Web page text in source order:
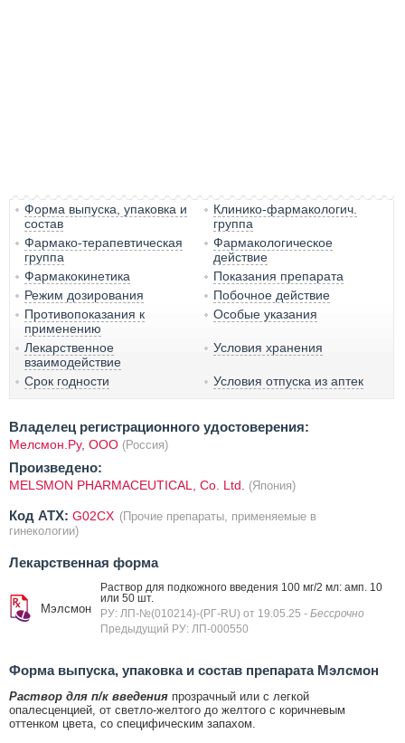
Форма выпуска, упаковка и
состав
Клинико-фармакологич.
группа
Фармако-терапевтическая
группа
Фармакологическое
действие
Фармакокинетика
Показания препарата
Режим дозирования
Побочное действие
Противопоказания к
применению
Особые указания
Лекарственное
взаимодействие
Условия хранения
Срок годности Условия отпуска из аптек
Владелец регистрационного удостоверения:
Мелсмон.Ру, ООО (Россия)
Произведено:
MELSMON PHARMACEUTICAL, Co. Ltd. (Япония)
Код ATX: G02CX (Прочие препараты, применяемые в
гинекологии)
Лекарственная форма
Мэлсмон
Раствор для подкожного введения 100 мг/2 мл: амп. 10
или 50 шт.
РУ: ЛП-№(010214)-(РГ-RU) от 19.05.25 - Бессрочно
Предыдущий РУ: ЛП-000550
Форма выпуска, упаковка и состав препарата Мэлсмон
Раствор для п/к введения прозрачный или с легкой
опалесценцией, от светло-желтого до желтого с коричневым
оттенком цвета, со специфическим запахом.